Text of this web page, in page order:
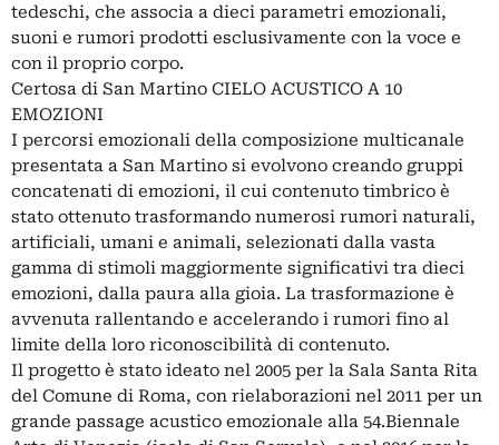
tedeschi, che associa a dieci parametri emozionali,
suoni e rumori prodotti esclusivamente con la voce e
con il proprio corpo.
Certosa di San Martino CIELO ACUSTICO A 10
EMOZIONI
I percorsi emozionali della composizione multicanale
presentata a San Martino si evolvono creando gruppi
concatenati di emozioni, il cui contenuto timbrico è
stato ottenuto trasformando numerosi rumori naturali,
artificiali, umani e animali, selezionati dalla vasta
gamma di stimoli maggiormente significativi tra dieci
emozioni, dalla paura alla gioia. La trasformazione è
avvenuta rallentando e accelerando i rumori fino al
limite della loro riconoscibilità di contenuto.
Il progetto è stato ideato nel 2005 per la Sala Santa Rita
del Comune di Roma, con rielaborazioni nel 2011 per un
grande passage acustico emozionale alla 54.Biennale